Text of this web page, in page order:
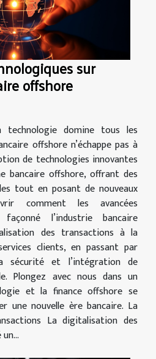
sur
offshore
domine tous les
offshore n’échappe pas à
de technologies innovantes
bancaire offshore, offrant des
tout en posant de nouveaux
comment les avancées
l’industrie bancaire
des transactions à la
clients, en passant par
sécurité et l’intégration de
Plongez avec nous dans un
et la finance offshore se
une nouvelle ère bancaire. La
La digitalisation des